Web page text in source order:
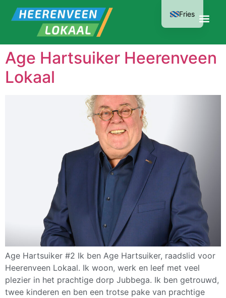
Age Hartsuiker Heerenveen
Lokaal
Age Hartsuiker #2 Ik ben Age Hartsuiker, raadslid voor
Heerenveen Lokaal. Ik woon, werk en leef met veel
plezier in het prachtige dorp Jubbega. Ik ben getrouwd,
twee kinderen en ben een trotse pake van prachtige
Fries